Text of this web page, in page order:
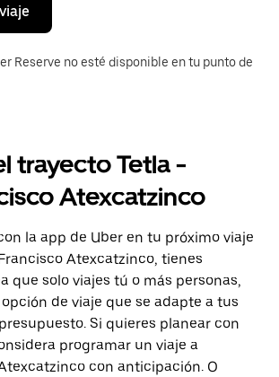
Reserve no esté disponible en tu punto de
trayecto Tetla -
Atexcatzinco
la app de Uber en tu próximo viaje
Atexcatzinco, tienes
que solo viajes tú o más personas,
de viaje que se adapte a tus
Si quieres planear con
programar un viaje a
con anticipación. O